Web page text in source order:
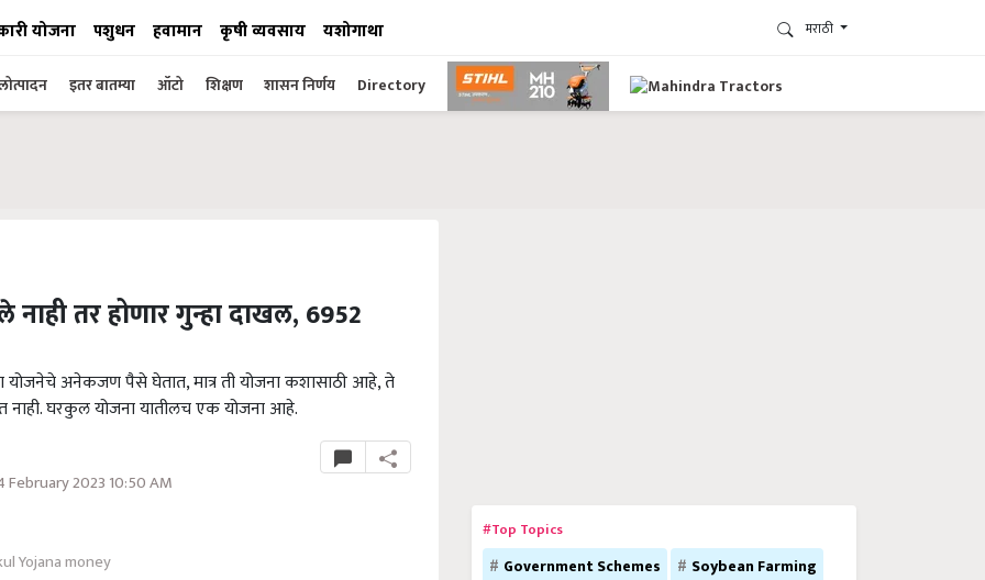
योजना पशुधन हवामान कृषी व्यवसाय यशोगाथा मराठी
इतर बातम्या ऑटो शिक्षण शासन निर्णय Directory
तर होणार गुन्हा दाखल, 6952
अनेकजण पैसे घेतात, मात्र ती योजना कशासाठी आहे, ते
नाही. घरकुल योजना यातीलच एक योजना आहे.
2023 10:50 AM
Yojana money
#Top Topics
Government Schemes
Soybean Farming